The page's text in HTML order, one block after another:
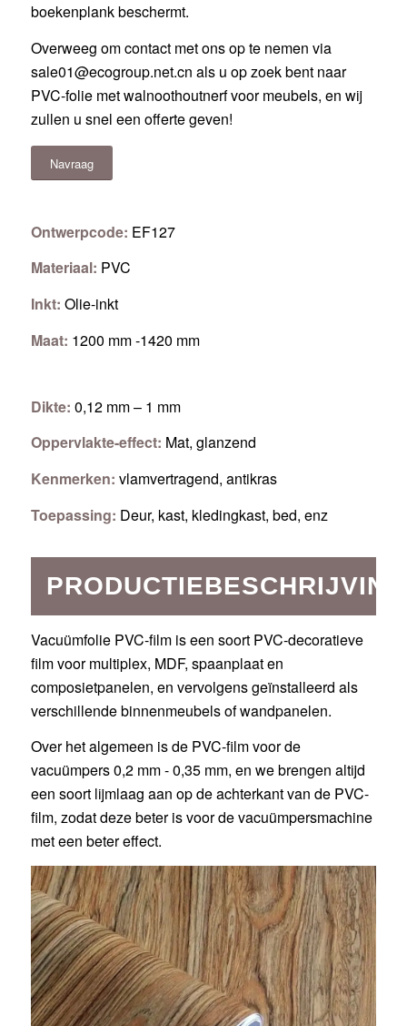
boekenplank beschermt.
Overweeg om contact met ons op te nemen via
sale01@ecogroup.net.cn als u op zoek bent naar
PVC-folie met walnoothoutnerf voor meubels, en wij
zullen u snel een offerte geven!
Navraag
Ontwerpcode: EF127
Materiaal: PVC
Inkt: Olie-inkt
Maat: 1200 mm -1420 mm
Dikte: 0,12 mm – 1 mm
Oppervlakte-effect: Mat, glanzend
Kenmerken: vlamvertragend, antikras
Toepassing: Deur, kast, kledingkast, bed, enz
PRODUCTIEBESCHRIJVING
Vacuümfolie PVC-film is een soort PVC-decoratieve
film voor multiplex, MDF, spaanplaat en
composietpanelen, en vervolgens geïnstalleerd als
verschillende binnenmeubels of wandpanelen.
Over het algemeen is de PVC-film voor de
vacuümpers 0,2 mm - 0,35 mm, en we brengen altijd
een soort lijmlaag aan op de achterkant van de PVC-
film, zodat deze beter is voor de vacuümpersmachine
met een beter effect.